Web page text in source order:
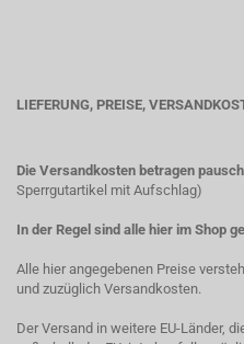
LIEFERUNG, PREISE,
Die Versandkosten betragen
Sperrgutartikel mit Aufschlag)
In der Regel sind alle hier im Shop
Alle hier angegebenen Preise
und zuzüglich Versandkosten.
Der Versand in weitere EU-Länder,